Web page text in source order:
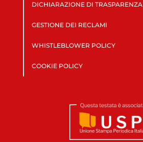
DICHIARAZIONE DI TRASPARENZA
GESTIONE DEI RECLAMI
WHISTLEBLOWER POLICY
COOKIE POLICY